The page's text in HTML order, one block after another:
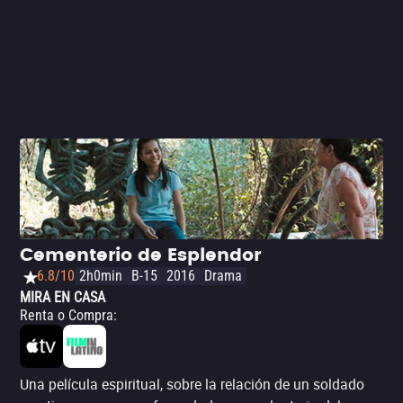
Cementerio de Esplendor
6.8/10 2h0min B-15 2016
Drama
MIRA EN CASA
Renta o Compra:
Una película espiritual, sobre la relación de un soldado